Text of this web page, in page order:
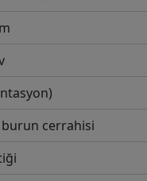
cerrahisi